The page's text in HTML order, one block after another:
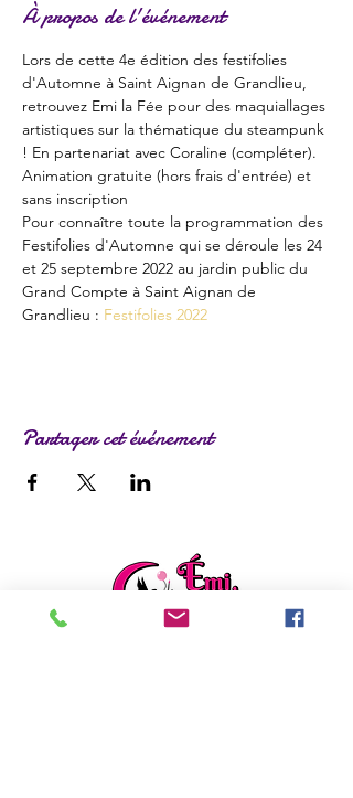
À propos de l'événement
Lors de cette 4e édition des festifolies
d'Automne à Saint Aignan de Grandlieu,
retrouvez Emi la Fée pour des maquiallages
artistiques sur la thématique du steampunk
! En partenariat avec Coraline (compléter).
Animation gratuite (hors frais d'entrée) et
sans inscription
Pour connaître toute la programmation des
Festifolies d'Automne qui se déroule les 24
et 25 septembre 2022 au jardin public du
Grand Compte à Saint Aignan de
Grandlieu : Festifolies 2022
Partager cet événement